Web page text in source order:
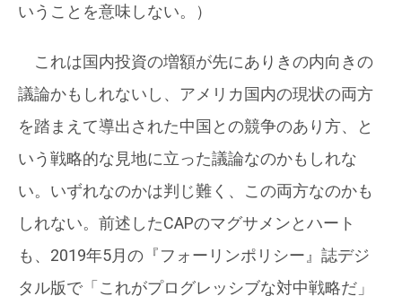
いうことを意味しない。）
これは国内投資の増額が先にありきの内向きの
議論かもしれないし、アメリカ国内の現状の両方
を踏まえて導出された中国との競争のあり方、と
いう戦略的な見地に立った議論なのかもしれな
い。いずれなのかは判じ難く、この両方なのかも
しれない。前述したCAPのマグサメンとハート
も、2019年5月の『フォーリンポリシー』誌デジ
タル版で「これがプログレッシブな対中戦略だ」